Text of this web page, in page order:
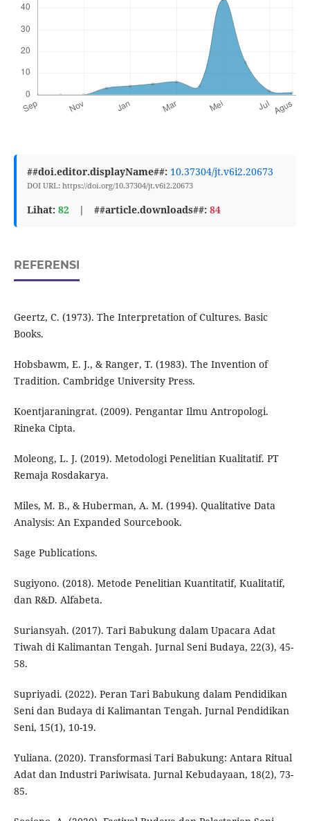
##doi.editor.displayName##: 10.37304/jt.v6i2.20673
DOI URL: https://doi.org/10.37304/jt.v6i2.20673
Lihat: 82 | ##article.downloads##: 84
REFERENSI
Geertz, C. (1973). The Interpretation of Cultures. Basic
Books.
Hobsbawm, E. J., & Ranger, T. (1983). The Invention of
Tradition. Cambridge University Press.
Koentjaraningrat. (2009). Pengantar Ilmu Antropologi.
Rineka Cipta.
Moleong, L. J. (2019). Metodologi Penelitian Kualitatif. PT
Remaja Rosdakarya.
Miles, M. B., & Huberman, A. M. (1994). Qualitative Data
Analysis: An Expanded Sourcebook.
Sage Publications.
Sugiyono. (2018). Metode Penelitian Kuantitatif, Kualitatif,
dan R&D. Alfabeta.
Suriansyah. (2017). Tari Babukung dalam Upacara Adat
Tiwah di Kalimantan Tengah. Jurnal Seni Budaya, 22(3), 45-
58.
Supriyadi. (2022). Peran Tari Babukung dalam Pendidikan
Seni dan Budaya di Kalimantan Tengah. Jurnal Pendidikan
Seni, 15(1), 10-19.
Yuliana. (2020). Transformasi Tari Babukung: Antara Ritual
Adat dan Industri Pariwisata. Jurnal Kebudayaan, 18(2), 73-
85.